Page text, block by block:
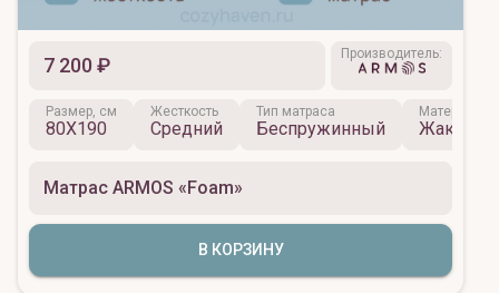
7 200 ₽
Производитель:
Размер, см
80X190
Жесткость
Средний
Тип матраса
Беспружинный
Материал
Жаккард
Матрас ARMOS «Foam»
В КОРЗИНУ